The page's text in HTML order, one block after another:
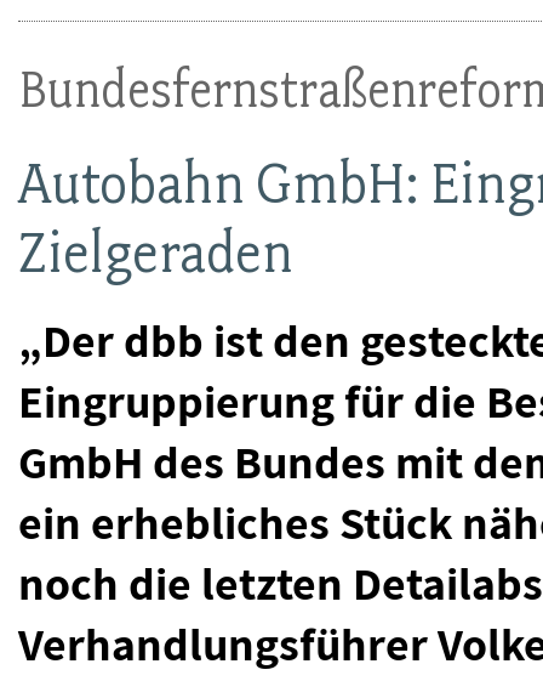
Autobahn GmbH:
Zielgeraden
„Der dbb ist den
Eingruppierung für die
GmbH des Bundes mit
ein erhebliches Stück
noch die letzten
Verhandlungsführer